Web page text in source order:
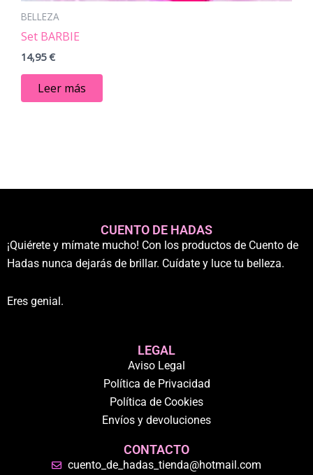
BELLEZA
Set BARBIE
14,95€
Leer más
CUENTO DE HADAS
¡Quiérete y mímate mucho! Con los productos de Cuento de
Hadas nunca dejarás de brillar. Cuídate y luce tu belleza.
Eres genial.
LEGAL
Aviso Legal
Política de Privacidad
Política de Cookies
Envíos y devoluciones
CONTACTO
cuento_de_hadas_tienda@hotmail.com